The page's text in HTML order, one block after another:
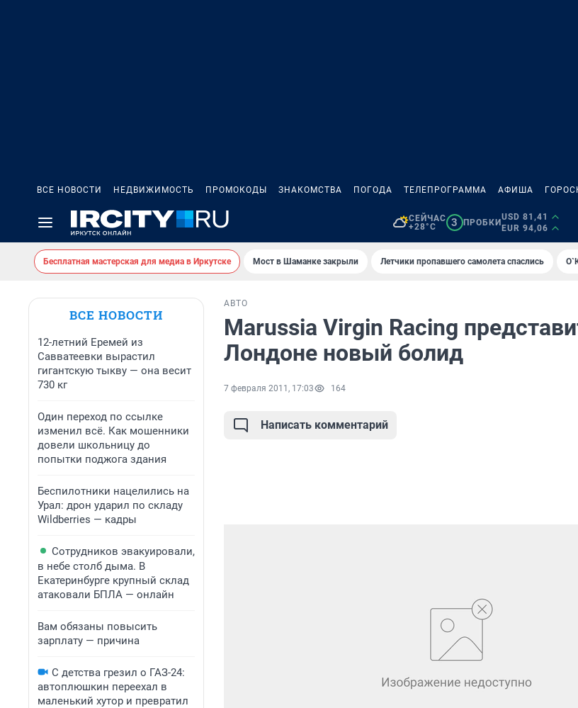
ВСЕ НОВОСТИ НЕДВИЖИМОСТЬ ПРОМОКОДЫ ЗНАКОМСТВА ПОГОДА ТЕЛЕПРОГРАММА АФИША
СЕЙЧАС
+28°C
3 ПРОБКИ
USD 81,41
EUR 94,06
Бесплатная мастерская для медиа в Иркутске Мост в Шаманке закрыли Летчики пропавшего самолета спаслись
ВСЕ НОВОСТИ
12-летний Еремей из
Савватеевки вырастил
гигантскую тыкву — она весит
730 кг
Один переход по ссылке
изменил всё. Как мошенники
довели школьницу до
попытки поджога здания
Беспилотники нацелились на
Урал: дрон ударил по складу
Wildberries — кадры
Сотрудников эвакуировали,
в небе столб дыма. В
Екатеринбурге крупный склад
атаковали БПЛА — онлайн
Вам обязаны повысить
зарплату — причина
С детства грезил о ГАЗ-24:
автоплюшкин переехал в
маленький хутор и превратил
АВТО
Marussia Virgin Racing
Лондоне новый болид
7 февраля 2011, 17:03 164
Написать комментарий